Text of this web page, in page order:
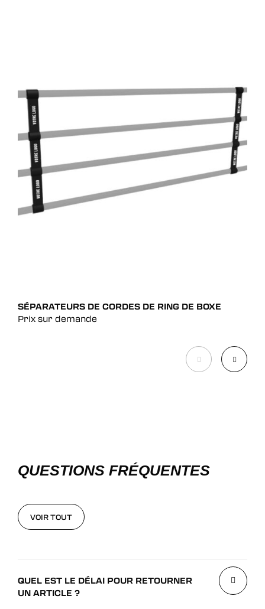
SÉPARATEURS DE CORDES DE RING DE BOXE
Prix sur demande
QUESTIONS FRÉQUENTES
VOIR TOUT
QUEL EST LE DÉLAI POUR RETOURNER
UN ARTICLE ?